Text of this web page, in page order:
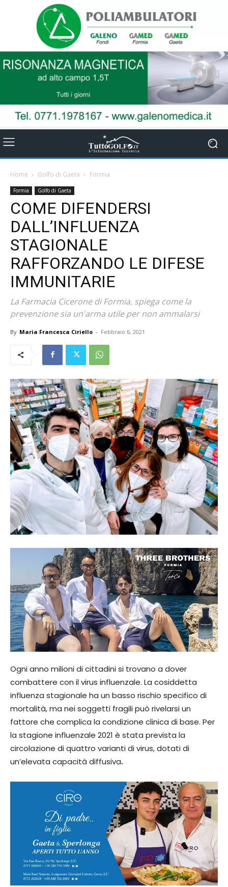
Home Golfo di Gaeta Formia
Formia Golfo di Gaeta
COME DIFENDERSI
DALL’INFLUENZA
STAGIONALE
RAFFORZANDO LE DIFESE
IMMUNITARIE
La Farmacia Cicerone di Formia, spiega come la
prevenzione sia un'arma utile per non ammalarsi
By Maria Francesca Ciriello - Febbraio 6, 2021
Ogni anno milioni di cittadini si trovano a dover
combattere con il virus influenzale. La cosiddetta
influenza stagionale ha un basso rischio specifico di
mortalità, ma nei soggetti fragili può rivelarsi un
fattore che complica la condizione clinica di base. Per
la stagione influenzale 2021 è stata prevista la
circolazione di quattro varianti di virus, dotati di
un’elevata capacità diffusiva.